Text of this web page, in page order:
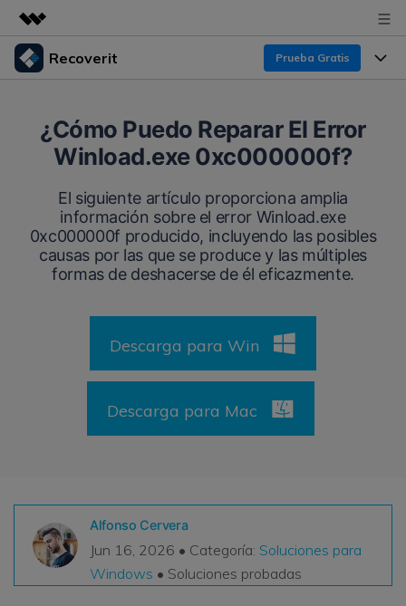
Productos destacados
Utilidades
Empresas
Resumen
Sala de prensa
Tienda
Recoverit Prueba Gratis
Líder en recuperación para Windows
Pruébalo Gratis
Recupera datos ilimitados del sistema Mac
Recupera datos perdidos/eliminados gratis
Pruébalo Gratis
Funciones
Recuperar de Unidades
Recuperar Medios Borrados
Escenarios de Pérdida de Datos
Recursos
Por qué Recoverit
Experto en Recuperación de Datos
Historias de Clientes
¿Cómo Puedo Reparar El Error
Winload.exe 0xc000000f?
El siguiente artículo proporciona amplia
información sobre el error Winload.exe
0xc000000f producido, incluyendo las posibles
causas por las que se produce y las múltiples
formas de deshacerse de él eficazmente.
Descarga para Win
Descarga para Mac
Alfonso Cervera
Jun 16, 2026 • Categoría: Soluciones para
Windows • Soluciones probadas